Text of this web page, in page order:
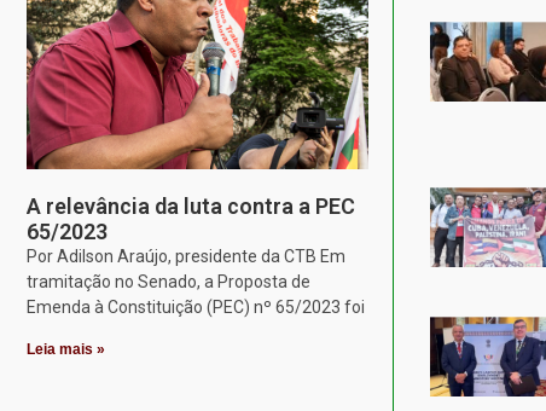
A relevância da luta contra a PEC
65/2023
Por Adilson Araújo, presidente da CTB Em
tramitação no Senado, a Proposta de
Emenda à Constituição (PEC) nº 65/2023 foi
Leia mais »